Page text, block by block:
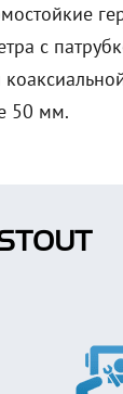
с
50 мм.